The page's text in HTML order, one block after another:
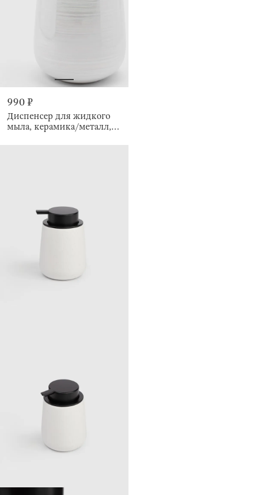
990 ₽
Диспенсер для жидкого
мыла, керамика/металл,